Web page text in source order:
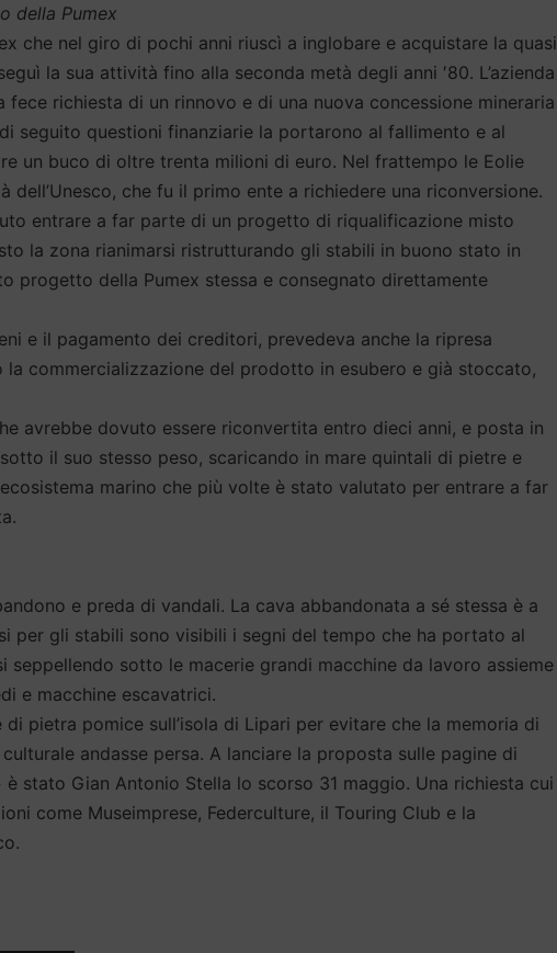
della Pumex
che nel giro di pochi anni riuscì a inglobare e acquistare la quasi
la sua attività fino alla seconda metà degli anni ′80. L’azienda
fece richiesta di un rinnovo e di una nuova concessione mineraria
seguito questioni finanziarie la portarono al fallimento e al
un buco di oltre trenta milioni di euro. Nel frattempo le Eolie
dell’Unesco, che fu il primo ente a richiedere una riconversione.
entrare a far parte di un progetto di riqualificazione misto
la zona rianimarsi ristrutturando gli stabili in buono stato in
progetto della Pumex stessa e consegnato direttamente
e il pagamento dei creditori, prevedeva anche la ripresa
la commercializzazione del prodotto in esubero e già stoccato,
avrebbe dovuto essere riconvertita entro dieci anni, e posta in
il suo stesso peso, scaricando in mare quintali di pietre e
marino che più volte è stato valutato per entrare a far
e preda di vandali. La cava abbandonata a sé stessa è a
per gli stabili sono visibili i segni del tempo che ha portato al
sotto le macerie grandi macchine da lavoro assieme
e macchine escavatrici.
di pietra pomice sull’isola di Lipari per evitare che la memoria di
andasse persa. A lanciare la proposta sulle pagine di
stato Gian Antonio Stella lo scorso 31 maggio. Una richiesta cui
come Museimprese, Federculture, il Touring Club e la